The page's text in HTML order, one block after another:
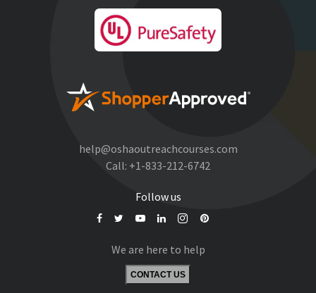
help@oshaoutreachcourses.com
Call: +1-833-212-6742
Follow us
We are here to help
CONTACT US